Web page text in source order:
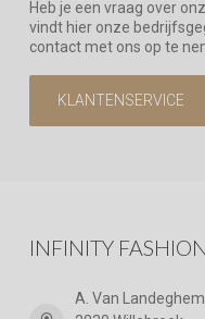
Heb je een vraag over
vindt hier onze
contact met ons op te
KLANTENSERVICE
INFINITY FASHION
A. Van